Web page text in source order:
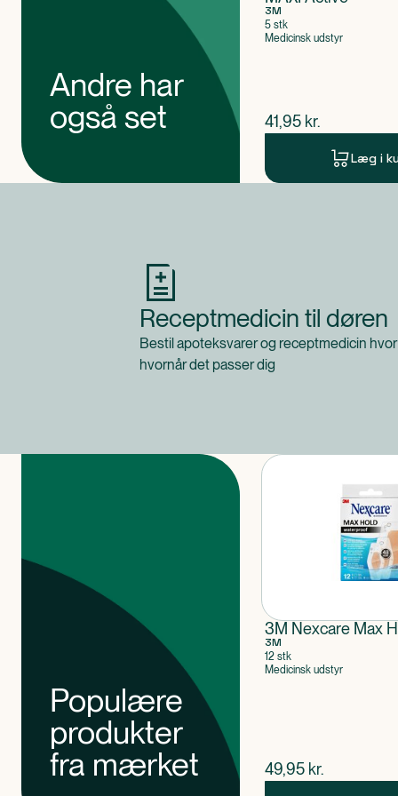
Andre har
også set
3M
5 stk
Medicinsk udstyr
$nuværende pris
41,95 kr.
Læg i
Receptmedicin til døren
Bestil apoteksvarer og receptmedicin
hvornår det passer dig
Populære
produkter
fra mærket
3M Nexcare Max
3M
12 stk
Medicinsk udstyr
$nuværende pris
49,95 kr.